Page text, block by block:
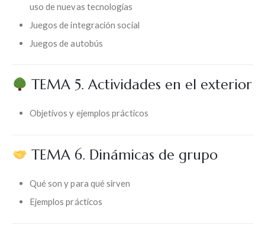
uso de nuevas tecnologías
Juegos de integración social
Juegos de autobús
TEMA 5. Actividades en el exterior
Objetivos y ejemplos prácticos
TEMA 6. Dinámicas de grupo
Qué son y para qué sirven
Ejemplos prácticos